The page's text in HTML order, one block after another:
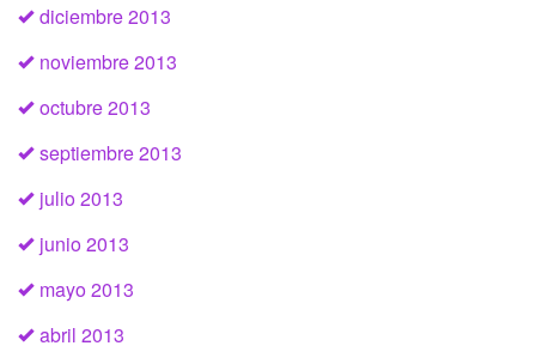
diciembre 2013
noviembre 2013
octubre 2013
septiembre 2013
julio 2013
junio 2013
mayo 2013
abril 2013